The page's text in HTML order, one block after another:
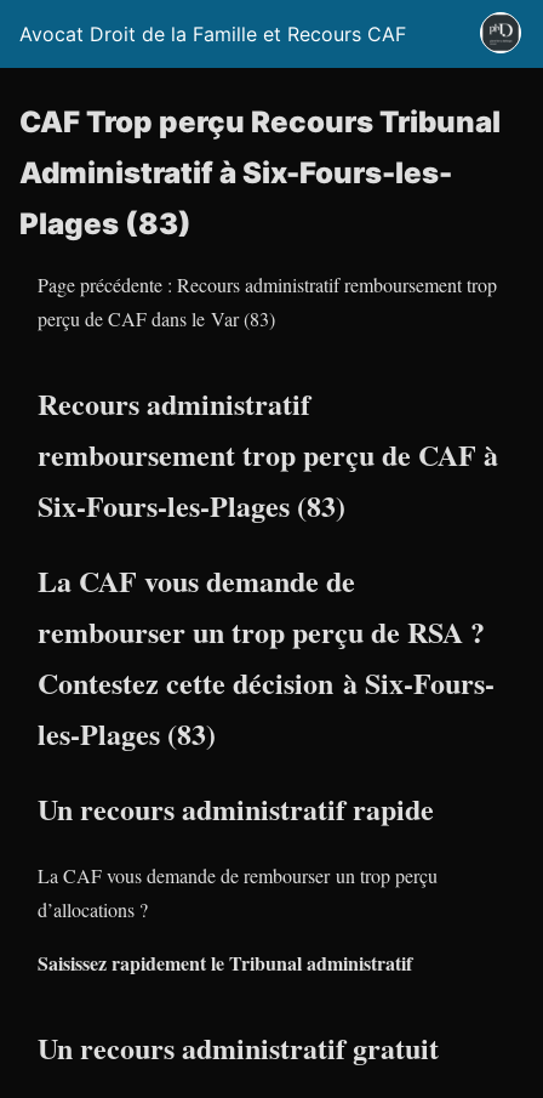
Avocat Droit de la Famille et Recours CAF
CAF Trop perçu Recours Tribunal
Administratif à Six-Fours-les-
Plages (83)
Page précédente : Recours administratif remboursement trop
perçu de CAF dans le Var (83)
Recours administratif
remboursement trop perçu de CAF à
Six-Fours-les-Plages (83)
La CAF vous demande de
rembourser un trop perçu de RSA ?
Contestez cette décision à Six-Fours-
les-Plages (83)
Un recours administratif rapide
La CAF vous demande de rembourser un trop perçu
d’allocations ?
Saisissez rapidement le Tribunal administratif
Un recours administratif gratuit